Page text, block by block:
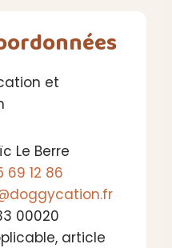
et
Le Berre
69 12 86
00020
article